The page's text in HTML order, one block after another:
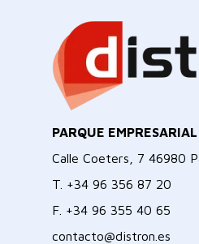
PARQUE
Calle Coeters, 7 46980
T. +34 96 356 87 20
F. +34 96 355 40 65
contacto@distron.es